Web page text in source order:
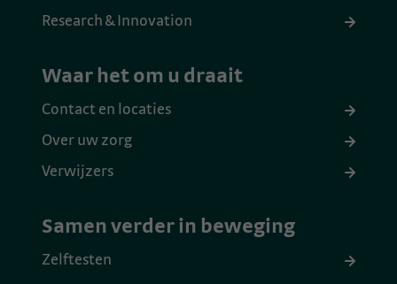
Research & Innovation
Waar het om u draait
Contact en locaties
Over uw zorg
Verwijzers
Samen verder in beweging
Zelftesten